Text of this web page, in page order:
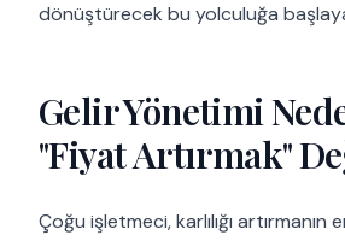
dönüştürecek bu yolculuğa
Gelir Yönetimi
"Fiyat Artırmak"
Çoğu işletmeci, karlılığı artırmanın